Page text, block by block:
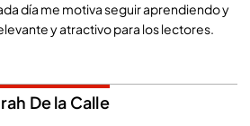
día me motiva seguir aprendiendo y
y atractivo para los lectores.
De la Calle